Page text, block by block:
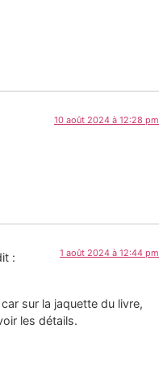
10 août 2024 à 12:28 pm
: 1 août 2024 à 12:44 pm
sur la jaquette du livre,
les détails.